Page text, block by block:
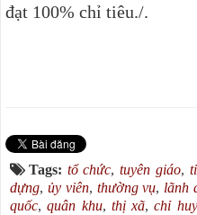
đạt 100% chỉ tiêu./.
Tags: tổ chức,tuyên giáo,
dựng, ủy viên, thường vụ, lãnh
quốc,quân khu, thị xã,chỉ huy